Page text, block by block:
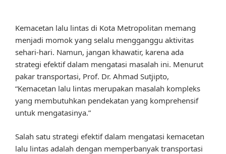
Kemacetan lalu lintas di Kota Metropolitan memang
menjadi momok yang selalu mengganggu aktivitas
sehari-hari. Namun, jangan khawatir, karena ada
strategi efektif dalam mengatasi masalah ini. Menurut
pakar transportasi, Prof. Dr. Ahmad Sutjipto,
“Kemacetan lalu lintas merupakan masalah kompleks
yang membutuhkan pendekatan yang komprehensif
untuk mengatasinya.”
Salah satu strategi efektif dalam mengatasi kemacetan
lalu lintas adalah dengan memperbanyak transportasi